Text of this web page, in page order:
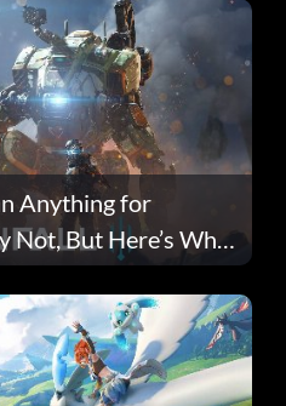
Anything for
Not, But Here’s Why